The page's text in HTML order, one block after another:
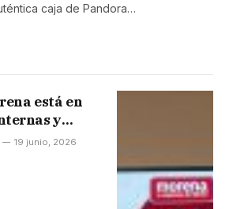
caja de Pandora…
está en
y
territorial
19 junio, 2026